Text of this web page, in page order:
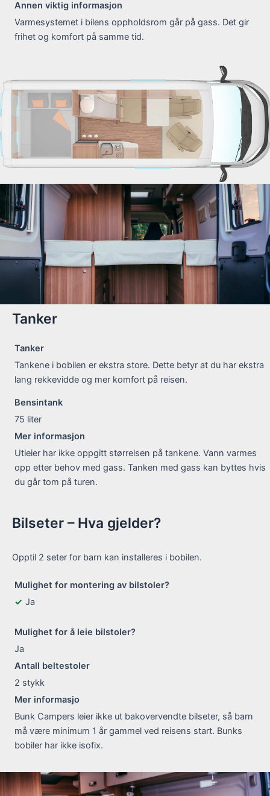
Annen viktig informasjon
Varmesystemet i bilens oppholdsrom går på gass. Det gir
frihet og komfort på samme tid.
Tanker
Tanker
Tankene i bobilen er ekstra store. Dette betyr at du har ekstra
lang rekkevidde og mer komfort på reisen.
Bensintank
75 liter
Mer informasjon
Utleier har ikke oppgitt størrelsen på tankene. Vann varmes
opp etter behov med gass. Tanken med gass kan byttes hvis
du går tom på turen.
Bilseter – Hva gjelder?
Opptil 2 seter for barn kan installeres i bobilen.
Mulighet for montering av bilstoler?
Ja
Mulighet for å leie bilstoler?
Ja
Antall beltestoler
2 stykk
Mer informasjo
Bunk Campers leier ikke ut bakovervendte bilseter, så barn
må være minimum 1 år gammel ved reisens start. Bunks
bobiler har ikke isofix.